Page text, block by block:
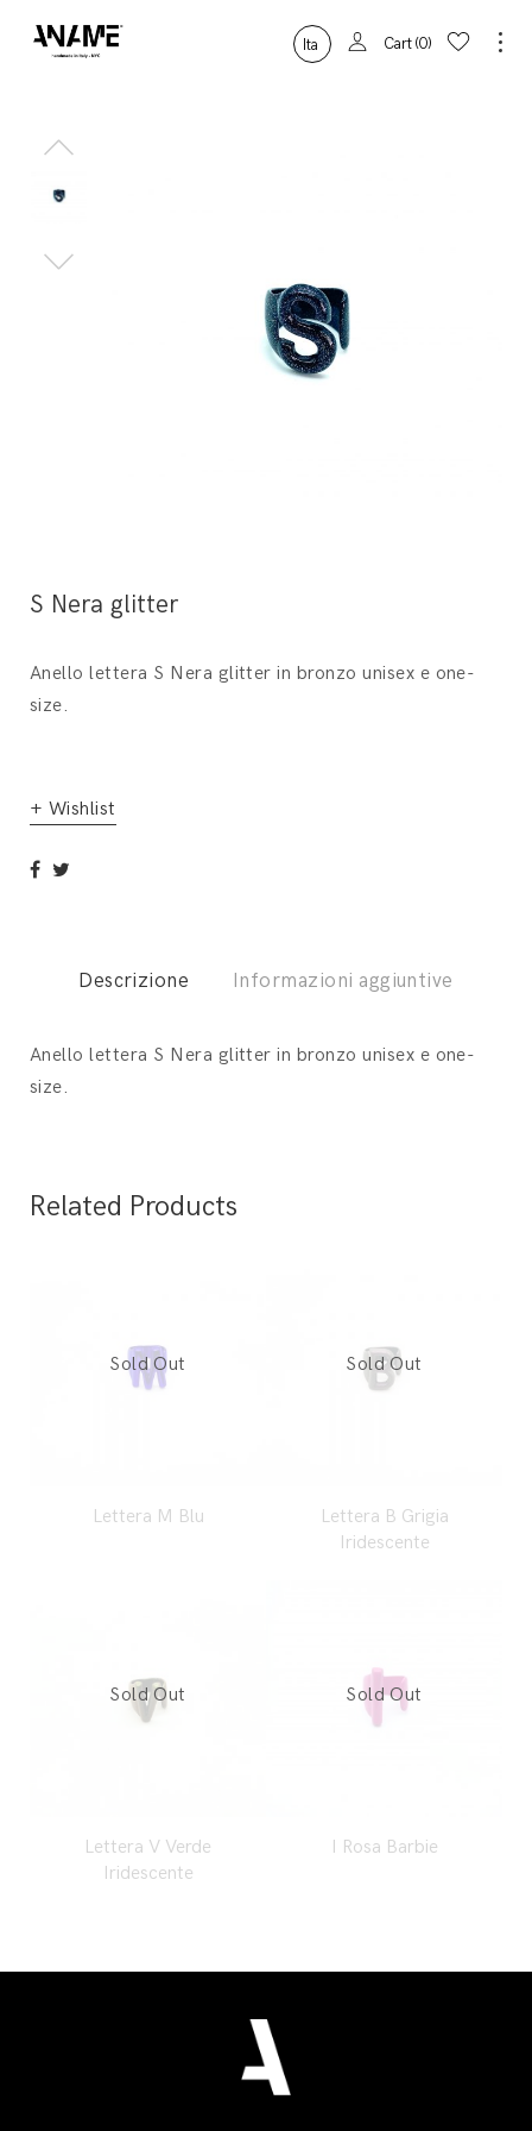
Ita Cart 0
S Nera glitter
Anello lettera S Nera glitter in bronzo unisex e one-
size.
+ Wishlist
Descrizione Informazioni aggiuntive
Anello lettera S Nera glitter in bronzo unisex e one-
size.
Related Products
Lettera M Blu
Lettera B Grigia
Iridescente
Lettera V Verde
Iridescente
I Rosa Barbie